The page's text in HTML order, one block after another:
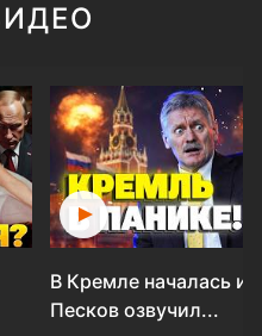
В Кремле началась
Песков озвучил...